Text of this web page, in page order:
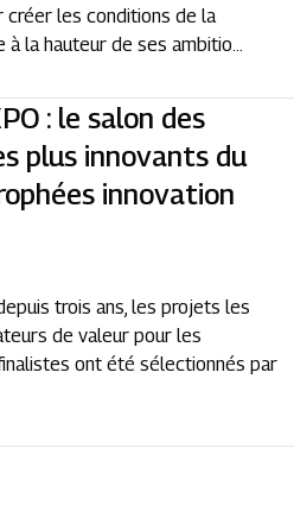
créer les conditions de la
la hauteur de ses ambitio...
: le salon des
plus innovants du
innovation
trois ans, les projets les
de valeur pour les
ont été sélectionnés par